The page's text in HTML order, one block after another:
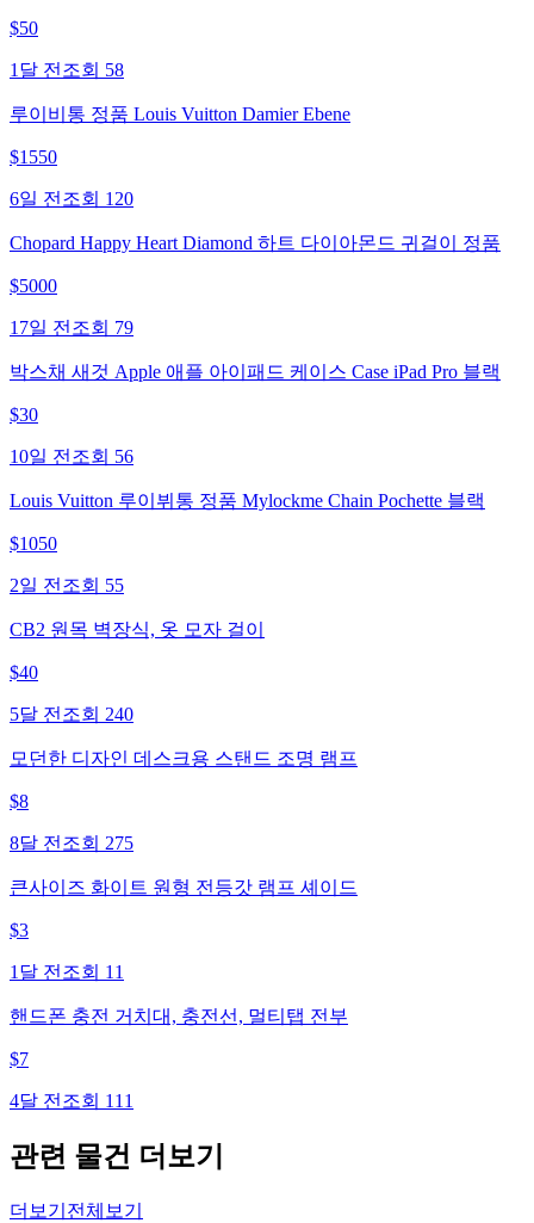
$50
1달 전 조회 58
루이비통 정품 Louis Vuitton Damier Ebene
$1550
6일 전 조회 120
Chopard Happy Heart Diamond 하트 다이아몬드 귀걸이 정품
$5000
17일 전 조회 79
박스채 새것 Apple 애플 아이패드 케이스 Case iPad Pro 블랙
$30
10일 전 조회 56
Louis Vuitton 루이뷔통 정품 Mylockme Chain Pochette 블랙
$1050
2일 전 조회 55
CB2 원목 벽장식, 옷 모자 걸이
$40
5달 전 조회 240
모던한 디자인 데스크용 스탠드 조명 램프
$8
8달 전 조회 275
큰사이즈 화이트 원형 전등갓 램프 셰이드
$3
1달 전 조회 11
핸드폰 충전 거치대, 충전선, 멀티탭 전부
$7
4달 전 조회 111
관련 물건 더보기
더보기 전체보기